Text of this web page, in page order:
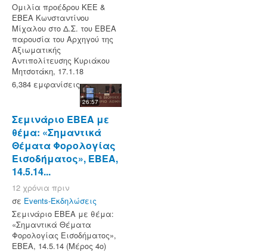
Ομιλία προέδρου ΚΕΕ &
ΕΒΕΑ Κωνσταντίνου
Μίχαλου στο Δ.Σ. του ΕΒΕΑ
παρουσία του Αρχηγού της
Αξιωματικής
Αντιπολίτευσης Κυριάκου
Μητσοτάκη, 17.1.18
6,384 εμφανίσεις
26:57
Σεμινάριο ΕΒΕΑ με
θέμα: «Σημαντικά
Θέματα Φορολογίας
Εισοδήματος», ΕΒΕΑ,
14.5.14...
12 χρόνια πριν
σε Events-Εκδηλώσεις
Σεμινάριο ΕΒΕΑ με θέμα:
«Σημαντικά Θέματα
Φορολογίας Εισοδήματος»,
ΕΒΕΑ, 14.5.14 (Μέρος 4ο)